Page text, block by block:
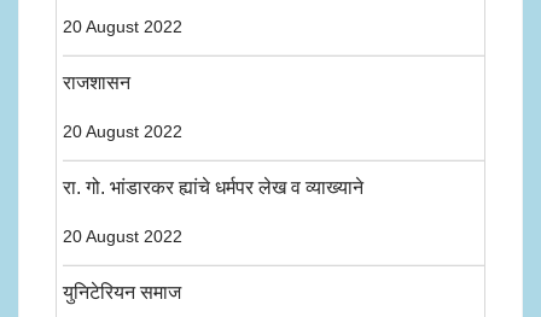
20 August 2022
राजशासन
20 August 2022
रा. गो. भांडारकर ह्यांचे धर्मपर लेख व व्याख्याने
20 August 2022
युनिटेरियन समाज